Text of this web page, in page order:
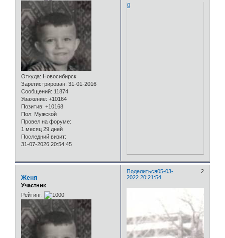
Откуда: Новосибирск
Зарегистрирован: 31-01-2016
Сообщений: 11874
Уважение: +10164
Позитив: +10168
Пол: Мужской
Провел на форуме:
1 месяц 29 дней
Последний визит:
31-07-2026 20:54:45
0
Поделиться 2
05-03-
2022 20:21:54
Женя
Участник
Рейтинг: